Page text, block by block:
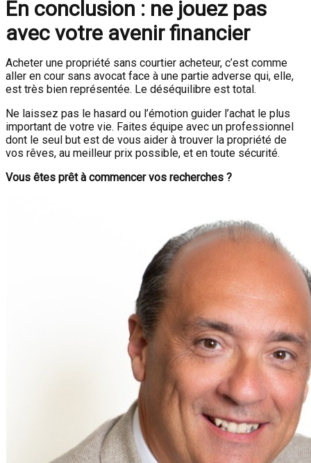
En conclusion : ne jouez pas
avec votre avenir financier
Acheter une propriété sans courtier acheteur, c’est comme
aller en cour sans avocat face à une partie adverse qui, elle,
est très bien représentée. Le déséquilibre est total.
Ne laissez pas le hasard ou l’émotion guider l’achat le plus
important de votre vie. Faites équipe avec un professionnel
dont le seul but est de vous aider à trouver la propriété de
vos rêves, au meilleur prix possible, et en toute sécurité.
Vous êtes prêt à commencer vos recherches ?